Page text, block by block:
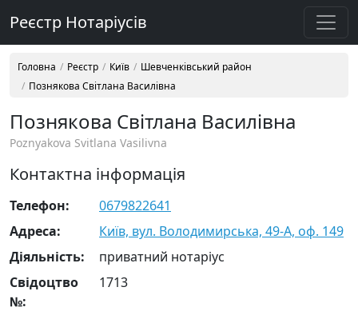
Реєстр Нотаріусів
Головна Реєстр Київ
Шевченківський район
Познякова Світлана Василівна
Познякова Світлана Василівна
Poznyakova Svitlana Vasilivna
Контактна інформація
Телефон:
0679822641
Адреса:
Київ, вул. Володимирська, 49-А, оф. 149
Діяльність:
приватний нотаріус
Свідоцтво
№:
1713